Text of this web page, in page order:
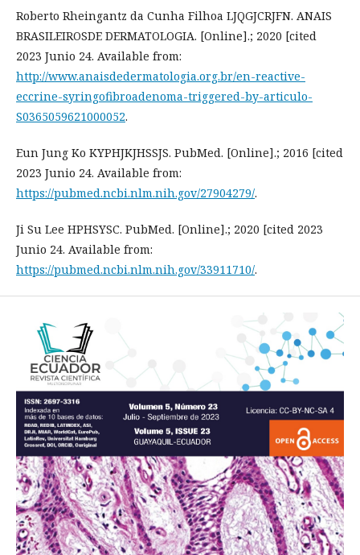
Roberto Rheingantz da Cunha Filhoa LJQGJCRJFN. ANAIS
BRASILEIROSDE DERMATOLOGIA. [Online].; 2020 [cited
2023 Junio 24. Available from:
http://www.anaisdedermatologia.org.br/en-reactive-
eccrine-syringofibroadenoma-triggered-by-articulo-
S0365059621000052.
Eun Jung Ko KYPHJKJHSSJS. PubMed. [Online].; 2016 [cited
2023 Junio 24. Available from:
https://pubmed.ncbi.nlm.nih.gov/27904279/.
Ji Su Lee HPHSYSC. PubMed. [Online].; 2020 [cited 2023
Junio 24. Available from:
https://pubmed.ncbi.nlm.nih.gov/33911710/.